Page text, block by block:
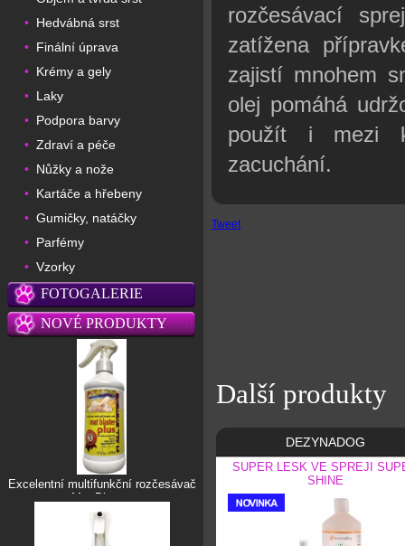
• Hedvábná srst
• Finální úprava
• Krémy a gely
• Laky
• Podpora barvy
• Zdraví a péče
• Nůžky a nože
• Kartáče a hřebeny
• Gumičky, natáčky
• Parfémy
• Vzorky
FOTOGALERIE
NOVÉ PRODUKTY
Excelentní multifunkční rozčesávač
Mat Blaster
rozčesávací
zatížena
zajistí mnohem
olej pomáhá
použít i mezi
zacuchání.
Tweet
Další produkty
DEZYNADOG
SUPER LESK VE SPREJI
SHINE